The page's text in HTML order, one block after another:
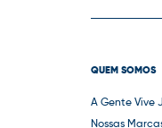
QUEM SOMOS
A Gente Vive
Nossas